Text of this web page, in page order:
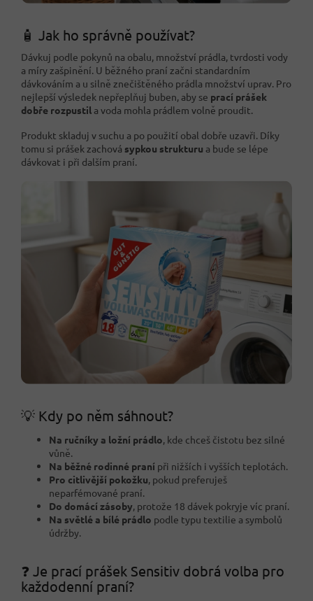
🧴 Jak ho správně používat?
Dávkuj podle pokynů na obalu, množství prádla, tvrdosti vody
a míry zašpinění. U běžného praní začni standardním
dávkováním a u silně znečištěného prádla množství uprav. Pro
nejlepší výsledek nepřeplňuj buben, aby se prací prášek
dobře rozpustil a voda mohla prádlem volně proudit.
Produkt skladuj v suchu a po použití obal dobře uzavři. Díky
tomu si prášek zachová sypkou strukturu a bude se lépe
dávkovat i při dalším praní.
💡 Kdy po něm sáhnout?
Na ručníky a ložní prádlo, kde chceš čistotu bez silné
vůně.
Na běžné rodinné praní při nižších i vyšších teplotách.
Pro citlivější pokožku, pokud preferuješ
neparfémované praní.
Do domácí zásoby, protože 18 dávek pokryje víc praní.
Na světlé a bílé prádlo podle typu textilie a symbolů
údržby.
❓ Je prací prášek Sensitiv dobrá volba pro
každodenní praní?